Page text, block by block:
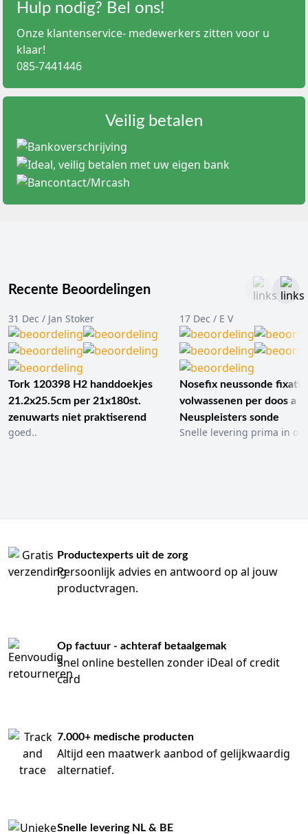
Hulp nodig? Bel ons!
Onze klantenservice- medewerkers zitten voor u
klaar!
085-7441446
Veilig betalen
Recente Beoordelingen
31 Dec / Jan Stoker
Tork 120398 H2 handdoekjes
21.2x25.5cm per 21x180st.
zenuwarts niet praktiserend
goed..
17 Dec / E V
Nosefix neussonde
volwassenen per doos a
Neuspleisters sonde
Snelle levering prima in
Productexperts uit de zorg
Persoonlijk advies en antwoord op al jouw
productvragen.
Op factuur - achteraf betaalgemak
Snel online bestellen zonder iDeal of credit
card
7.000+ medische producten
Altijd een maatwerk aanbod of gelijkwaardig
alternatief.
Snelle levering NL & BE